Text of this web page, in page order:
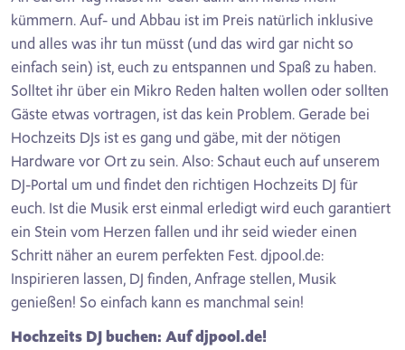
kümmern. Auf- und Abbau ist im Preis natürlich inklusive
und alles was ihr tun müsst (und das wird gar nicht so
einfach sein) ist, euch zu entspannen und Spaß zu haben.
Solltet ihr über ein Mikro Reden halten wollen oder sollten
Gäste etwas vortragen, ist das kein Problem. Gerade bei
Hochzeits DJs ist es gang und gäbe, mit der nötigen
Hardware vor Ort zu sein. Also: Schaut euch auf unserem
DJ-Portal um und findet den richtigen Hochzeits DJ für
euch. Ist die Musik erst einmal erledigt wird euch garantiert
ein Stein vom Herzen fallen und ihr seid wieder einen
Schritt näher an eurem perfekten Fest. djpool.de:
Inspirieren lassen, DJ finden, Anfrage stellen, Musik
genießen! So einfach kann es manchmal sein!
Hochzeits DJ buchen: Auf djpool.de!